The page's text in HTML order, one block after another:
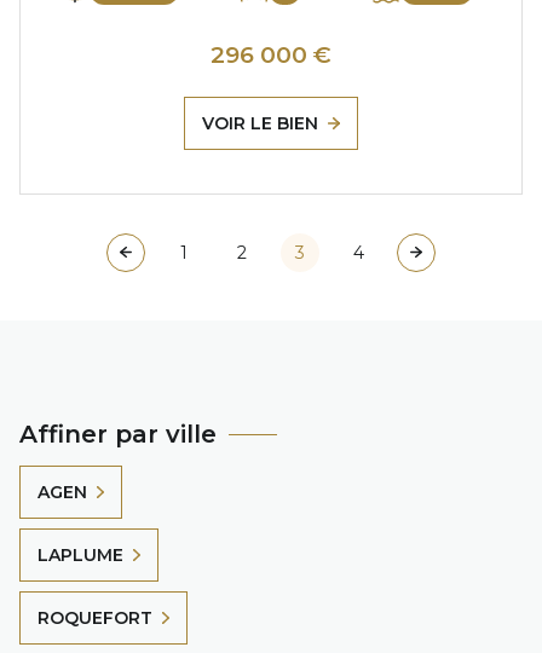
296 000 €
VOIR LE BIEN
1 2 3 4
Affiner par ville
AGEN
LAPLUME
ROQUEFORT